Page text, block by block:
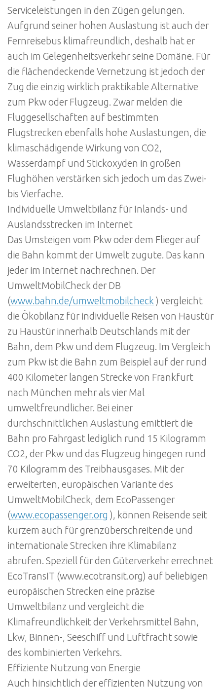
Serviceleistungen in den Zügen gelungen.
Aufgrund seiner hohen Auslastung ist auch der
Fernreisebus klimafreundlich, deshalb hat er
auch im Gelegenheitsverkehr seine Domäne. Für
die flächendeckende Vernetzung ist jedoch der
Zug die einzig wirklich praktikable Alternative
zum Pkw oder Flugzeug. Zwar melden die
Fluggesellschaften auf bestimmten
Flugstrecken ebenfalls hohe Auslastungen, die
klimaschädigende Wirkung von CO2,
Wasserdampf und Stickoxyden in großen
Flughöhen verstärken sich jedoch um das Zwei-
bis Vierfache.
Individuelle Umweltbilanz für Inlands- und
Auslandsstrecken im Internet
Das Umsteigen vom Pkw oder dem Flieger auf
die Bahn kommt der Umwelt zugute. Das kann
jeder im Internet nachrechnen. Der
UmweltMobilCheck der DB
(www.bahn.de/umweltmobilcheck ) vergleicht
die Ökobilanz für individuelle Reisen von Haustür
zu Haustür innerhalb Deutschlands mit der
Bahn, dem Pkw und dem Flugzeug. Im Vergleich
zum Pkw ist die Bahn zum Beispiel auf der rund
400 Kilometer langen Strecke von Frankfurt
nach München mehr als vier Mal
umweltfreundlicher. Bei einer
durchschnittlichen Auslastung emittiert die
Bahn pro Fahrgast lediglich rund 15 Kilogramm
CO2, der Pkw und das Flugzeug hingegen rund
70 Kilogramm des Treibhausgases. Mit der
erweiterten, europäischen Variante des
UmweltMobilCheck, dem EcoPassenger
(www.ecopassenger.org ), können Reisende seit
kurzem auch für grenzüberschreitende und
internationale Strecken ihre Klimabilanz
abrufen. Speziell für den Güterverkehr errechnet
EcoTransIT (www.ecotransit.org) auf beliebigen
europäischen Strecken eine präzise
Umweltbilanz und vergleicht die
Klimafreundlichkeit der Verkehrsmittel Bahn,
Lkw, Binnen-, Seeschiff und Luftfracht sowie
des kombinierten Verkehrs.
Effiziente Nutzung von Energie
Auch hinsichtlich der effizienten Nutzung von